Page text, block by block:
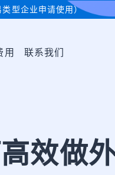
型企业申请使用）
用 联系我们
效做